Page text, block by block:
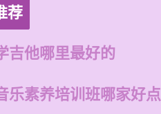
荐
吉他哪里最好的
乐素养培训班哪家好点